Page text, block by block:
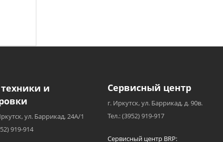
и
ул. Баррикад, 24А/1
919-914
Сервисный центр
г. Иркутск, ул. Баррикад, д. 90в.
Тел.: (3952) 919-917
Сервисный центр BRP: